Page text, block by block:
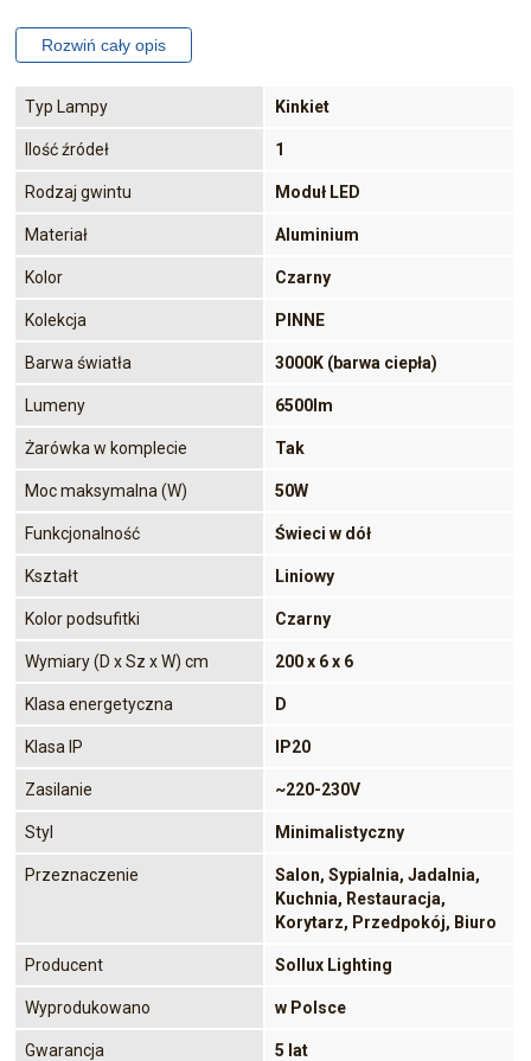
Typ Lampy Kinkiet
Ilość źródeł 1
Rodzaj gwintu Moduł LED
Materiał Aluminium
Kolor Czarny
Kolekcja PINNE
Barwa światła 3000K (barwa ciepła)
Lumeny 6500lm
Żarówka w komplecie Tak
Moc maksymalna (W) 50W
Funkcjonalność Świeci w dół
Kształt Liniowy
Kolor podsufitki Czarny
Wymiary (D x Sz x W) cm 200 x 6 x 6
Klasa energetyczna D
Klasa IP IP20
Zasilanie ~220-230V
Styl Minimalistyczny
Przeznaczenie
Salon, Sypialnia, Jadalnia,
Kuchnia, Restauracja,
Korytarz, Przedpokój, Biuro
Producent Sollux Lighting
Wyprodukowano w Polsce
Gwarancja 5 lat